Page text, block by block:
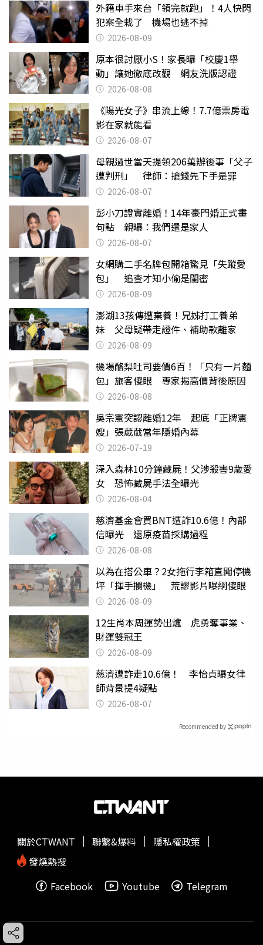
外籍車手來台「領完就跑」！4人快閃
犯案全栽了 機場也逃不掉
2026-08-09
原本很討厭小S！家長曝「校慶1舉
動」讓她徹底改觀 網友洗版認證
2026-08-08
《陽光女子》串流上線！7.7億票房電
影在家就能看
2026-08-07
母親過世當天提領206萬辦後事「父子
遭判刑」 律師：搶錢先下手是罪
2026-08-07
彭小刀證實離婚！14年豪門婚正式畫
句點 親曝：我們還是家人
2026-08-07
女網購二手名牌包開箱驚見「失蹤愛
包」 追查才知小偷是閨密
2026-08-09
澎湖13孩傳遭棄養！兄姊打工養弟
妹 父母疑帶走證件、補助款離家
2026-08-09
機場酪梨吐司要價6百！「只有一片麵
包」旅客傻眼 專家揭高價背後原因
2026-08-08
吳宗憲突認離婚12年 起底「正牌憲
嫂」張葳葳當年隱婚內幕
2026-07-19
深入森林10分鐘藏屍！父涉殺害9歲愛
女 恐怖藏屍手法全曝光
2026-08-04
慈濟基金會買BNT遭詐10.6億！內部
信曝光 還原疫苗採購過程
2026-08-08
以為在搭公車？2女拖行李箱直闖停機
坪「揮手攔機」 荒謬影片曝網傻眼
2026-08-09
12生肖本周運勢出爐 虎勇奪事業、
財運雙冠王
2026-08-09
慈濟遭詐走10.6億！ 李怡貞曝女律
師背景提4疑點
2026-08-07
Recommended by
關於CTWANT 聯繫&爆料
隱私權政策
發燒熱搜
Facebook
Youtube Telegram